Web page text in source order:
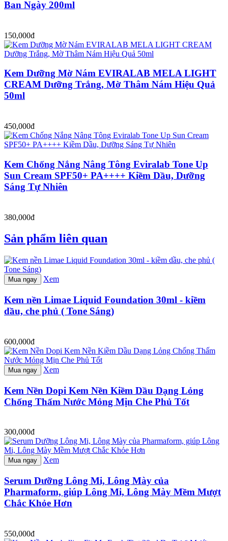
Ban Ngày 200ml
150,000đ
Kem Dưỡng Mờ Nám EVIRALAB MELA LIGHT
CREAM Dưỡng Trắng, Mờ Thâm Nám Hiệu Quả
50ml
450,000đ
Kem Chống Nắng Nâng Tông Eviralab Tone Up
Sun Cream SPF50+ PA++++ Kiềm Dầu, Dưỡng
Sáng Tự Nhiên
380,000đ
Sản phẩm liên quan
Mua ngay Xem
Kem nền Limae Liquid Foundation 30ml - kiềm
dầu, che phủ ( Tone Sáng)
600,000đ
Mua ngay Xem
Kem Nền Dopi Kem Nền Kiềm Dầu Dạng Lỏng
Chống Thấm Nước Mỏng Mịn Che Phủ Tốt
300,000đ
Mua ngay Xem
Serum Dưỡng Lông Mi, Lông Mày của
Pharmaform, giúp Lông Mi, Lông Mày Mềm Mượt
Chắc Khỏe Hơn
550,000đ